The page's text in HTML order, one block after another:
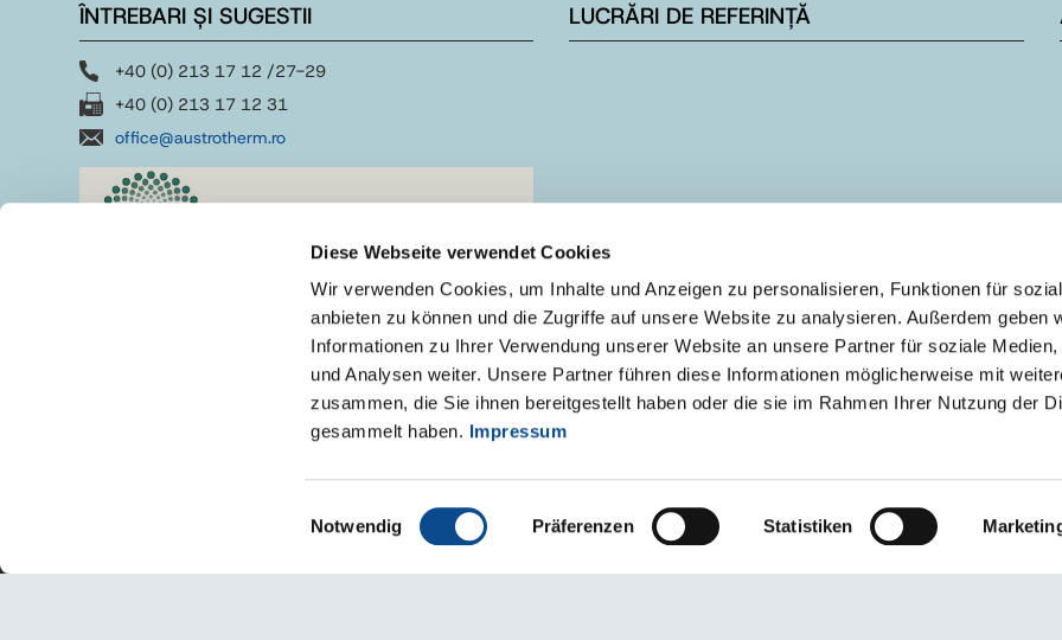
Diese Webseite verwendet Cookies
Wir verwenden Cookies, um Inhalte und Anzeigen zu personalisieren, Funktionen für
anbieten zu können und die Zugriffe auf unsere Website zu analysieren. Außerdem geben
Informationen zu Ihrer Verwendung unserer Website an unsere Partner für soziale Medien,
und Analysen weiter. Unsere Partner führen diese Informationen möglicherweise mit
zusammen, die Sie ihnen bereitgestellt haben oder die sie im Rahmen Ihrer Nutzung der
gesammelt haben. Impressum
Einwilligungsauswahl
Notwendig Präferenzen Statistiken
ÎNTREBARI ȘI SUGESTII
+40 (0) 213 17 12 /27-29
+40 (0) 213 17 12 31
office@austrotherm.ro
LUCRĂRI DE REFERINȚĂ
Declaratie de confidentialitate - GDPR Declaratie de accesibilitate Austrotherm.ro